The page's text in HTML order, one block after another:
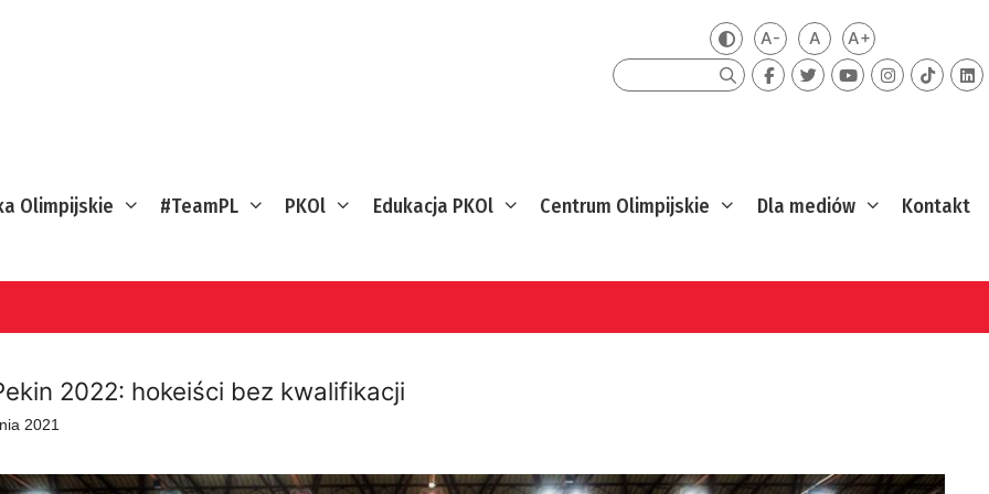
Zmień kontrast
A-Mniejsza czcionka
ADomyślna czcionka
A+Większa
Szukaj
Olimpijskie #TeamPL PKOl Edukacja PKOl Centrum Olimpijskie Dla mediów Kontakt
2022: hokeiści bez kwalifikacji
2021